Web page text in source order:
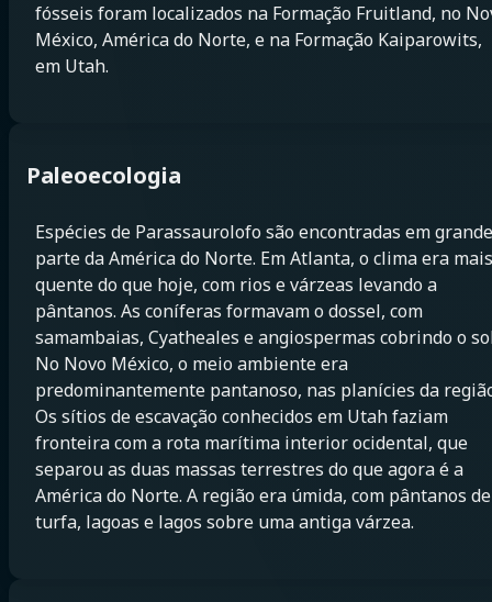
fósseis foram localizados na Formação Fruitland, no
México, América do Norte, e na Formação Kaiparowits,
em Utah.
Paleoecologia
Espécies de Parassaurolofo são encontradas em grande
parte da América do Norte. Em Atlanta, o clima era mais
quente do que hoje, com rios e várzeas levando a
pântanos. As coníferas formavam o dossel, com
samambaias, Cyatheales e angiospermas cobrindo o
No Novo México, o meio ambiente era
predominantemente pantanoso, nas planícies da
Os sítios de escavação conhecidos em Utah faziam
fronteira com a rota marítima interior ocidental, que
separou as duas massas terrestres do que agora é a
América do Norte. A região era úmida, com pântanos de
turfa, lagoas e lagos sobre uma antiga várzea.